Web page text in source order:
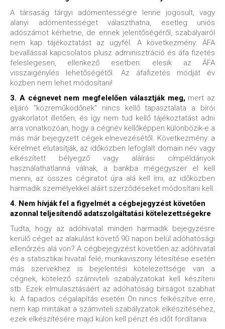
A társaság tárgyi adómentességre lenne jogosult, vagy
alanyi adómentességet választhatna, esetleg uniós
adószámot kérhetne, de ennek jelentőségéről, szabályairól
nem kap tájékoztatást az ügyfél. A következmény: ÁFA
bevallással kapcsolatos plusz adminisztráció és áfa fizetés
feleslegesen, ellenkező esetben: elesik az ÁFA
visszaigénylés lehetőségétől. Az áfafizetés módját év
közben nem lehet módosítani!
3. A cégnevet nem megfelelően választják meg, mert az
eljáró "közreműködőnek" nincs kellő tapasztalata a bírói
gyakorlatot illetően, és így nem tud kellő tájékoztatást adni
arra vonatkozóan, hogy a cégnév kellőképpen különbözik-e a
más már bejegyzett cégek elnevezésétől. Következmény: a
kérelmet elutasítják, az időközben lefoglalt domain név vagy
elkészített bélyegző vagy aláírási címpéldányok
használathatlanná válnak, a bankba mégegyszer el kell
menni, az összes cégiratot újra alá kell írni, az időközben
harmadik személyekkel aláírt szerződéseket módosítani kell.
4. Nem hívják fel a figyelmét a cégbejegyzést követően
azonnal teljesítendő adatszolgáltatási kötelezettségekre
Tudta, hogy az adóhivatal minden harmadik bejegyzésre
kerülő céget az alakulást követő 90 napon belül adóhatósági
ellenőrzés alá von? A cégbejegyzést követően az adóhivatal
és a statisztikai hivatal felé, munkaviszony létesítése esetén
más szervekhez is bejelentési kötelezettsége van a
cégnek, kötelező számivteli szabályzatokat kell készíteni
stb. Ezek elmulasztásáért az adóhatóság bírságot szabhat
ki. A fapados cégalapítás esetén Ön nincs felkészítve erre,
nem kap mintákat a számviteli szabályzatok elkészítéséhez,
ezek elkészítésére majd külön kell pénzt és időt fordítania.